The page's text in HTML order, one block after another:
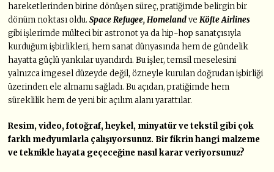
hareketlerinden birine dönüşen süreç, pratiğimde belirgin bir
dönüm noktası oldu. Space Refugee, Homeland veKöfte Airlines
gibi işlerimde mülteci bir astronot ya da hip-hop sanatçısıyla
kurduğum işbirlikleri, hem sanat dünyasında hem de gündelik
hayatta güçlü yankılar uyandırdı. Bu işler, temsil meselesini
yalnızca imgesel düzeyde değil, özneyle kurulan doğrudan işbirliği
üzerinden ele almamı sağladı. Bu açıdan, pratiğimde hem
süreklilik hem de yeni bir açılım alanı yarattılar.
Resim, video, fotoğraf, heykel, minyatür ve tekstil gibi çok
farklı medyumlarla çalışıyorsunuz. Bir fikrin hangi malzeme
ve teknikle hayata geçeceğine nasıl karar veriyorsunuz?